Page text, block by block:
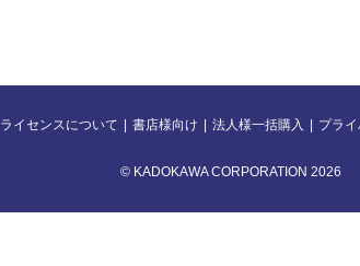
ライセンスについて 書店様向け 法人様一括購入 プラ
© KADOKAWA CORPORATION 2026